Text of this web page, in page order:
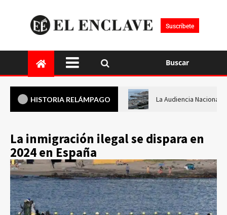
Suscríbete
Buscar
HISTORIA RELÁMPAGO La Audiencia Nacional
La inmigración ilegal se dispara en
2024 en España